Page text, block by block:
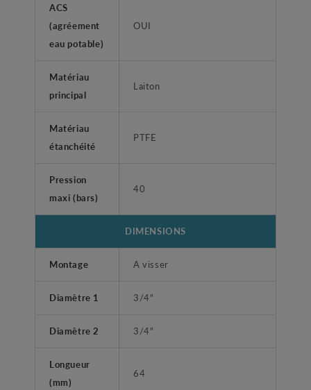
ACS
(agréement
eau potable)
OUI
Matériau
principal
Laiton
Matériau
étanchéité
PTFE
Pression
maxi (bars)
40
DIMENSIONS
Montage A visser
Diamètre 1 3/4"
Diamètre 2 3/4"
Longueur
(mm)
64